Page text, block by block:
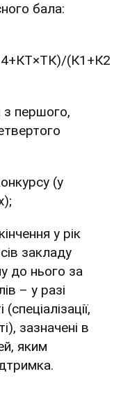
бала:
(К1+К2
першого,
(у
у рік
закладу
до нього за
– у разі
зазначені в
яким